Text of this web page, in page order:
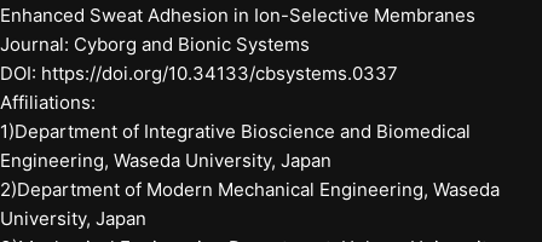
Enhanced Sweat Adhesion in Ion-Selective Membranes
Journal: Cyborg and Bionic Systems
DOI: https://doi.org/10.34133/cbsystems.0337
Affiliations:
1)Department of Integrative Bioscience and Biomedical
Engineering, Waseda University, Japan
2)Department of Modern Mechanical Engineering, Waseda
University, Japan